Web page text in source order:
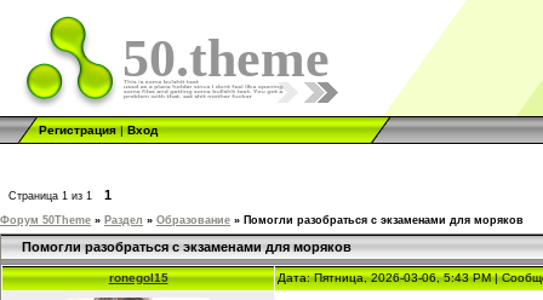
50.theme
Регистрация|Вход
Страница 1 из 1 1
Форум 50Theme » Раздел » Образование » Помогли разобраться с экзаменами для моряков
Помогли разобраться с экзаменами для моряков
ronegol15 Дата: Пятница, 2026-03-06, 5:43 PM |